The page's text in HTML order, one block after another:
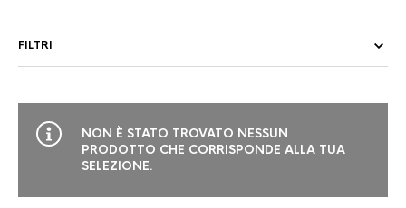
FILTRI
NON È STATO TROVATO NESSUN
PRODOTTO CHE CORRISPONDE ALLA TUA
SELEZIONE.